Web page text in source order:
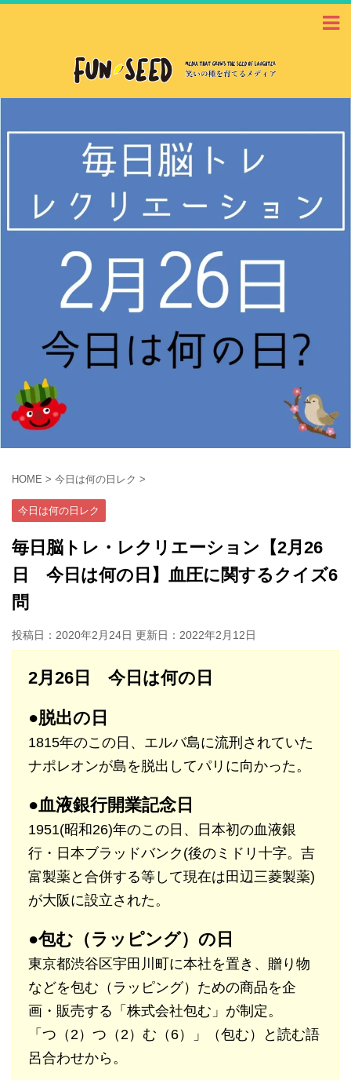
HOME > 今日は何の日レク >
今日は何の日レク
毎日脳トレ・レクリエーション【2月26
日 今日は何の日】血圧に関するクイズ6
問
投稿日：2020年2月24日 更新日： 2022年2月12日
2月26日 今日は何の日
●脱出の日
1815年のこの日、エルバ島に流刑されていた
ナポレオンが島を脱出してパリに向かった。
●血液銀行開業記念日
1951(昭和26)年のこの日、日本初の血液銀
行・日本ブラッドバンク(後のミドリ十字。吉
富製薬と合併する等して現在は田辺三菱製薬)
が大阪に設立された。
●包む（ラッピング）の日
東京都渋谷区宇田川町に本社を置き、贈り物
などを包む（ラッピング）ための商品を企
画・販売する「株式会社包む」が制定。
「つ（2）つ（2）む（6）」（包む）と読む語
呂合わせから。